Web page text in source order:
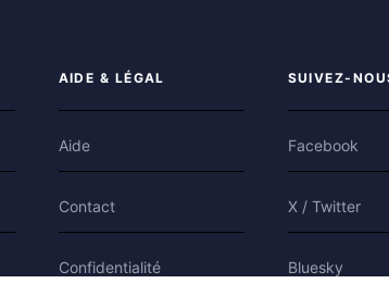
AIDE & LÉGAL
Aide
Contact
Confidentialité
SUIVEZ-
Facebook
X / Twitter
Bluesky